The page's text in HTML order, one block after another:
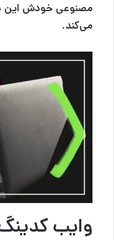
مصنوعی خودش این
می‌کند.
وایب